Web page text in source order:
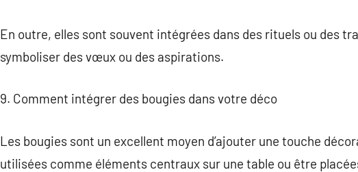
En outre, elles sont souvent intégrées dans des rituels ou des
symboliser des vœux ou des aspirations.
9. Comment intégrer des bougies dans votre déco
Les bougies sont un excellent moyen d’ajouter une touche
utilisées comme éléments centraux sur une table ou être